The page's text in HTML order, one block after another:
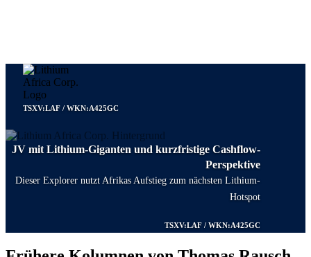
TSXV:LAF / WKN:A425GC
JV mit Lithium-Giganten und kurzfristige Cashflow-
Perspektive
Dieser Explorer nutzt Afrikas Aufstieg zum nächsten Lithium-
Hotspot
TSXV:LAF / WKN:A425GC